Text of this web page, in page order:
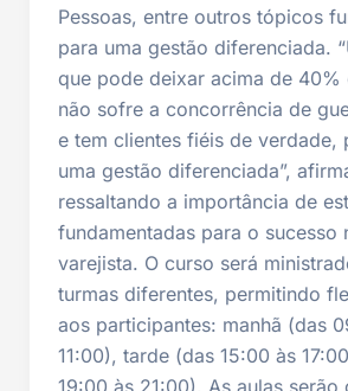
Pessoas, entre outros tópicos
para uma gestão diferenciada.
que pode deixar acima de 40%
não sofre a concorrência de
e tem clientes fiéis de verdade,
uma gestão diferenciada”,
ressaltando a importância de
fundamentadas para o sucesso
varejista. O curso será
turmas diferentes, permitindo
aos participantes: manhã (das
11:00), tarde (das 15:00 às